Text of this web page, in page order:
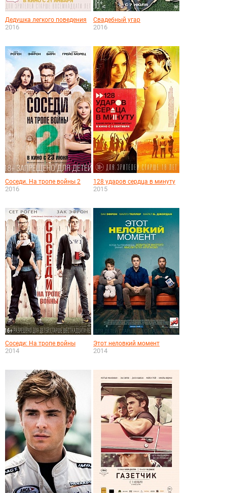
Дедушка легкого поведения
2016
Свадебный угар
2016
Соседи. На тропе войны 2
2016
128 ударов сердца в минуту
2015
Соседи: На тропе войны
2014
Этот неловкий момент
2014